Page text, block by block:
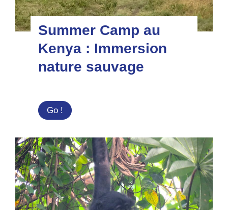
Summer Camp au
Kenya : Immersion
nature sauvage
Go ! Summer
Camp
Kenya
:
Immersion
nature
sauvage